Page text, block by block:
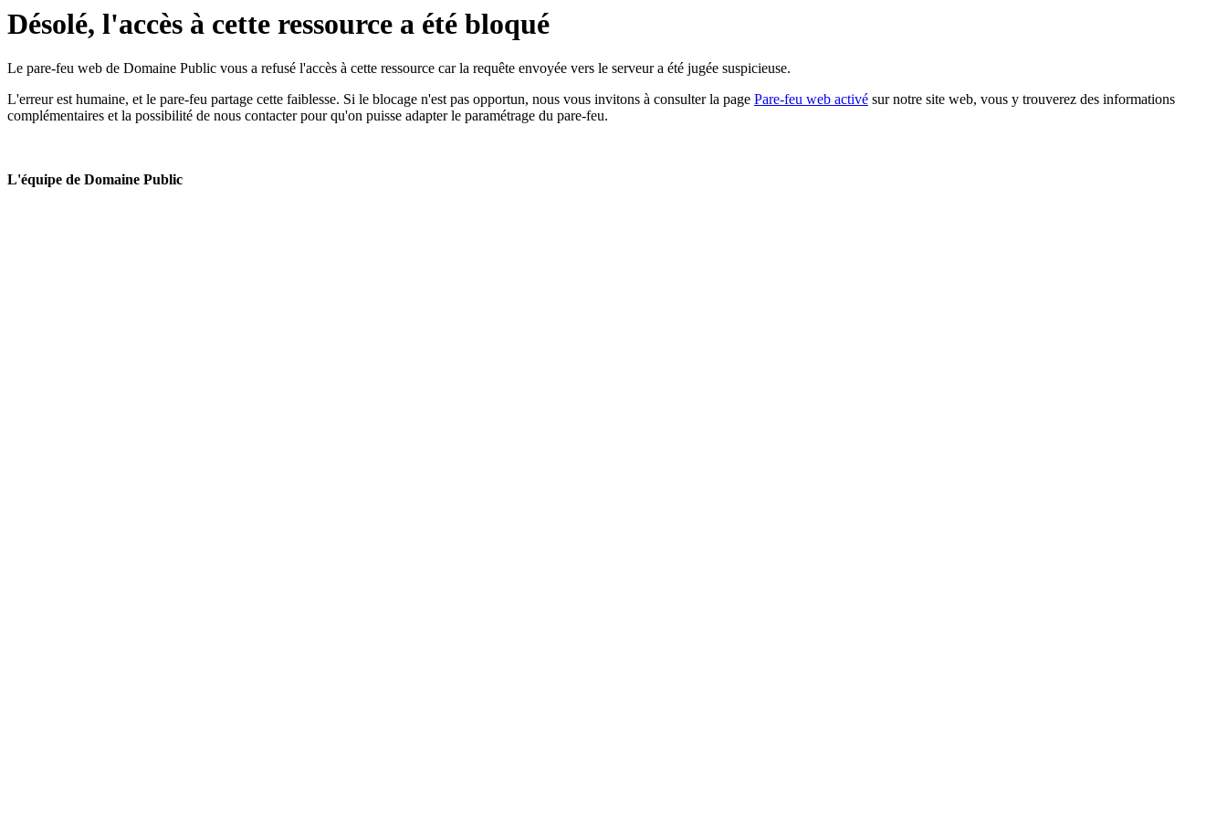
Désolé, l'accès à cette ressource a été bloqué
Le pare-feu web de Domaine Public vous a refusé l'accès à cette ressource car la requête envoyée vers le serveur a été jugée suspicieuse.
L'erreur est humaine, et le pare-feu partage cette faiblesse. Si le blocage n'est pas opportun, nous vous invitons à consulter la page Pare-feu web activé sur notre site web, vous y trouverez des informations
complémentaires et la possibilité de nous contacter pour qu'on puisse adapter le paramétrage du pare-feu.
L'équipe de Domaine Public